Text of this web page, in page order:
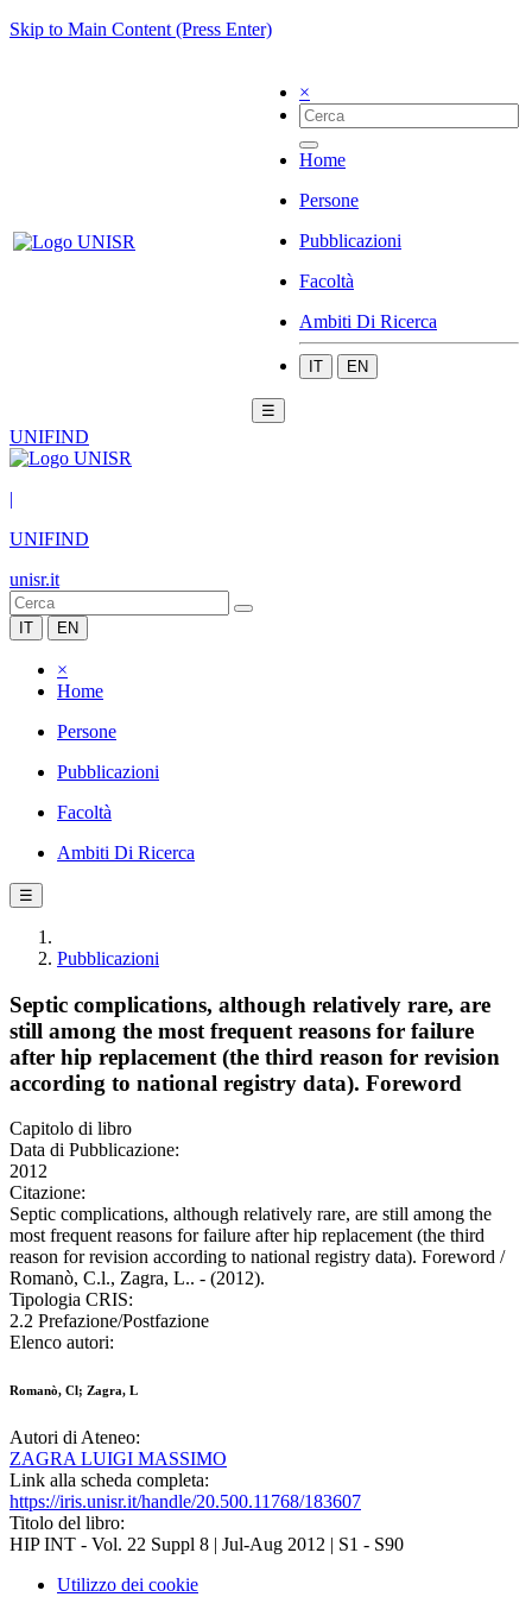
Skip to Main Content (Press Enter)
×
Home
Persone
Pubblicazioni
Facoltà
Ambiti Di Ricerca
IT EN
☰
UNIFIND
|
UNIFIND
unisr.it
IT EN
×
Home
Persone
Pubblicazioni
Facoltà
Ambiti Di Ricerca
☰
Pubblicazioni
Septic complications, although relatively rare, are
still among the most frequent reasons for failure
after hip replacement (the third reason for revision
according to national registry data). Foreword
Capitolo di libro
Data di Pubblicazione:
2012
Citazione:
Septic complications, although relatively rare, are still among the
most frequent reasons for failure after hip replacement (the third
reason for revision according to national registry data). Foreword /
Romanò, C.l., Zagra, L.. - (2012).
Tipologia CRIS:
2.2 Prefazione/Postfazione
Elenco autori:
Romanò, Cl; Zagra, L
Autori di Ateneo:
ZAGRA LUIGI MASSIMO
Link alla scheda completa:
https://iris.unisr.it/handle/20.500.11768/183607
Titolo del libro:
HIP INT - Vol. 22 Suppl 8 | Jul-Aug 2012 | S1 - S90
Utilizzo dei cookie